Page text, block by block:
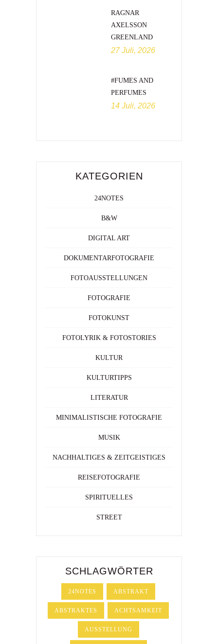
RAGNAR
AXELSSON
GREENLAND
27 Juli, 2026
#FUMES AND
PERFUMES
14 Juli, 2026
KATEGORIEN
24NOTES
B&W
DIGITAL ART
DOKUMENTARFOTOGRAFIE
FOTOAUSSTELLUNGEN
FOTOGRAFIE
FOTOKUNST
FOTOLYRIK & FOTOSTORIES
KULTUR
KULTURTIPPS
LITERATUR
MINIMALISTISCHE FOTOGRAFIE
MUSIK
NACHHALTIGES & ZEITGEISTIGES
REISEFOTOGRAFIE
SPIRITUELLES
STREET
SCHLAGWÖRTER
24NOTES ABSTRAKT
ABSTRAKTES ACHTSAMKEIT
AUSSTELLUNG